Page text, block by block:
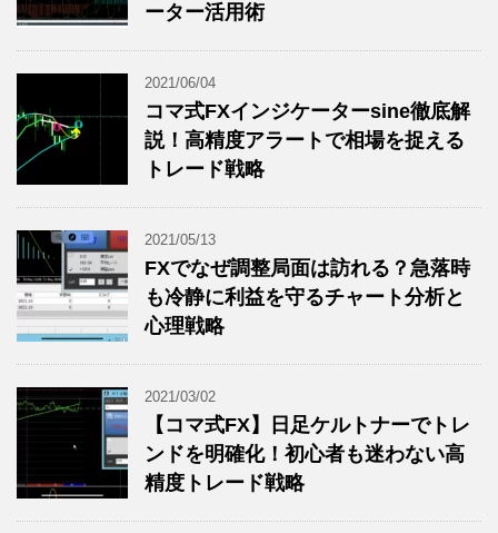
ーター活用術
2021/06/04
コマ式FXインジケーターsine徹底解
説！高精度アラートで相場を捉える
トレード戦略
2021/05/13
FXでなぜ調整局面は訪れる？急落時
も冷静に利益を守るチャート分析と
心理戦略
2021/03/02
【コマ式FX】日足ケルトナーでトレ
ンドを明確化！初心者も迷わない高
精度トレード戦略